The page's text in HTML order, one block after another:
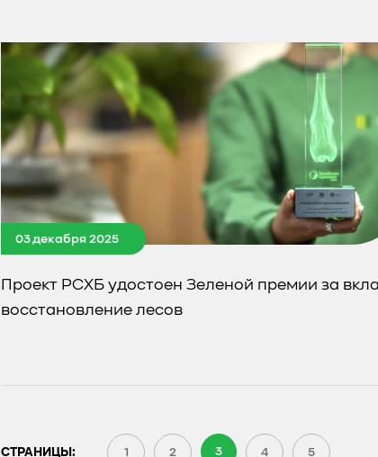
03 декабря 2025
Проект РСХБ удостоен Зеленой премии за
восстановление лесов
СТРАНИЦЫ: 1 2 3 4 5